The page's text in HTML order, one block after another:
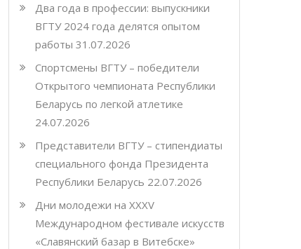
Два года в профессии: выпускники
ВГТУ 2024 года делятся опытом
работы 31.07.2026
Спортсмены ВГТУ – победители
Открытого чемпионата Республики
Беларусь по легкой атлетике
24.07.2026
Представители ВГТУ – стипендиаты
специального фонда Президента
Республики Беларусь 22.07.2026
Дни молодежи на XXXV
Международном фестивале искусств
«Славянский базар в Витебске»